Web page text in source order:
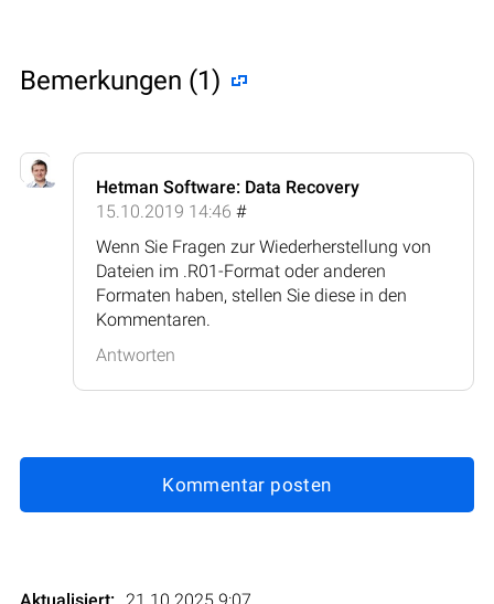
Bemerkungen (1)
Hetman Software: Data Recovery
15.10.2019 14:46 #
Wenn Sie Fragen zur Wiederherstellung von
Dateien im .R01-Format oder anderen
Formaten haben, stellen Sie diese in den
Kommentaren.
Antworten
Kommentar posten
Aktualisiert: 21.10.2025 9:07